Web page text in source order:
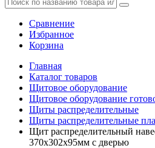
Сравнение
Избранное
Корзина
Главная
Каталог товаров
Щитовое оборудование
Щитовое оборудование
Щиты распределительные
Щиты распределительные
Щит распределительный
370х302х95мм с дверью